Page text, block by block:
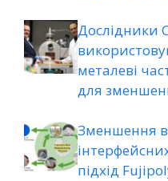
Дослідники
металеві
для
Зменшення
підхід